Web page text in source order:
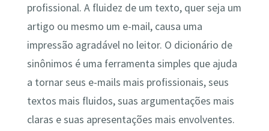
profissional. A fluidez de um texto, quer seja um
artigo ou mesmo um e-mail, causa uma
impressão agradável no leitor. O dicionário de
sinônimos é uma ferramenta simples que ajuda
a tornar seus e-mails mais profissionais, seus
textos mais fluidos, suas argumentações mais
claras e suas apresentações mais envolventes.